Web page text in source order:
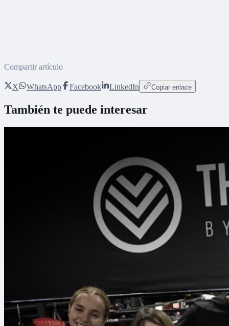
Compartir artículo
X WhatsApp Facebook LinkedIn Copiar enlace
También te puede interesar